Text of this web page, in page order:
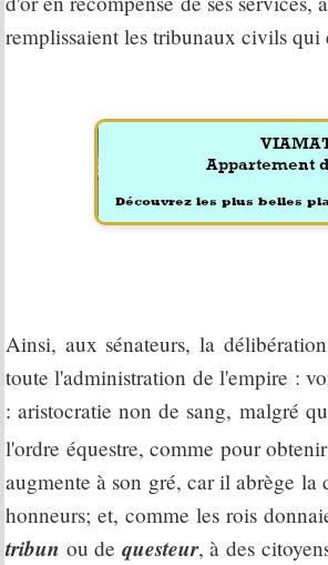
remplissaient les tribunaux civils
Ainsi, aux sénateurs, la
toute l'administration de l'empire :
: aristocratie non de sang, malgré
l'ordre équestre, comme pour
augmente à son gré, car il abrège
honneurs; et, comme les rois
tribun ou de questeur, à des